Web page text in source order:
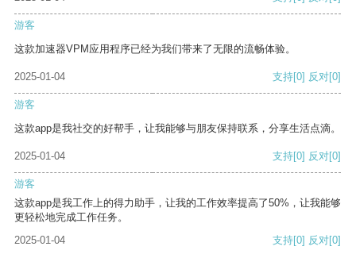
游客
这款加速器VPM应用程序已经为我们带来了无限的流畅体验。
2025-01-04 支持[0] 反对[0]
游客
这款app是我社交的好帮手，让我能够与朋友保持联系，分享生活点滴。
2025-01-04 支持[0] 反对[0]
游客
这款app是我工作上的得力助手，让我的工作效率提高了50%，让我能够
更轻松地完成工作任务。
2025-01-04
支持[0] 反对[0]